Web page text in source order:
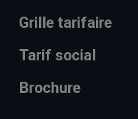
Grille tarifaire
Tarif social
Brochure